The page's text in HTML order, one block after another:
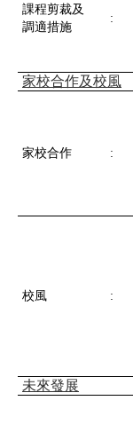
課程剪裁及
調適措施
:
家校合作及校風
家校合作 :
校風 :
未來發展